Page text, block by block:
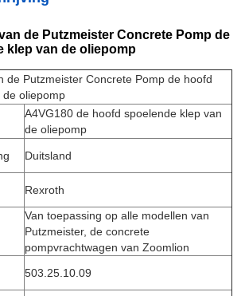
de Putzmeister Concrete Pomp de
klep van de oliepomp
de Putzmeister Concrete Pomp de hoofd
oliepomp
A4VG180 de hoofd spoelende klep van
de oliepomp
Duitsland
Rexroth
Van toepassing op alle modellen van
Putzmeister, de concrete
pompvrachtwagen van Zoomlion
503.25.10.09